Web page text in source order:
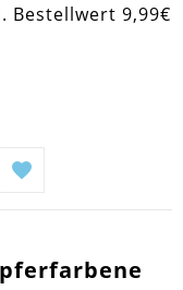
Bestellwert 9,99€